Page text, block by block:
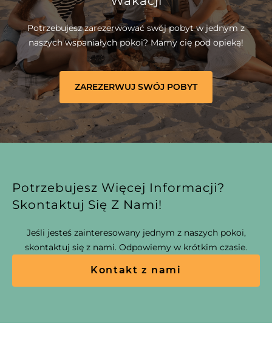
Potrzebujesz zarezerwować swój pobyt w jednym z
naszych wspaniałych pokoi? Mamy cię pod opieką!
ZAREZERWUJ SWÓJ POBYT
Potrzebujesz Więcej Informacji?
Skontaktuj Się Z Nami!
Jeśli jesteś zainteresowany jednym z naszych pokoi,
skontaktuj się z nami. Odpowiemy w krótkim czasie.
Kontakt z nami